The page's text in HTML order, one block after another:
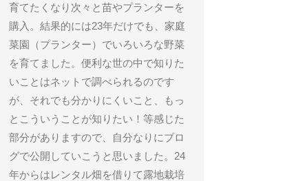
育てたくなり次々と苗やプランターを
購入。結果的には23年だけでも、家庭
菜園（プランター）でいろいろな野菜
を育てました。便利な世の中で知りた
いことはネットで調べられるのです
が、それでも分かりにくいこと、もっ
とこういうことが知りたい！等感じた
部分がありますので、自分なりにブロ
グで公開していこうと思いました。24
年からはレンタル畑を借りて露地栽培